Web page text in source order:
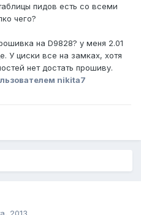
пидов есть со всеми
чего?
на D9828? у меня 2.01
У циски все на замках, хотя
нет достать прошиву.
nikita7